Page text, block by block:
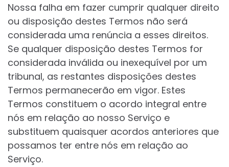
Nossa falha em fazer cumprir qualquer direito
ou disposição destes Termos não será
considerada uma renúncia a esses direitos.
Se qualquer disposição destes Termos for
considerada inválida ou inexequível por um
tribunal, as restantes disposições destes
Termos permanecerão em vigor. Estes
Termos constituem o acordo integral entre
nós em relação ao nosso Serviço e
substituem quaisquer acordos anteriores que
possamos ter entre nós em relação ao
Serviço.